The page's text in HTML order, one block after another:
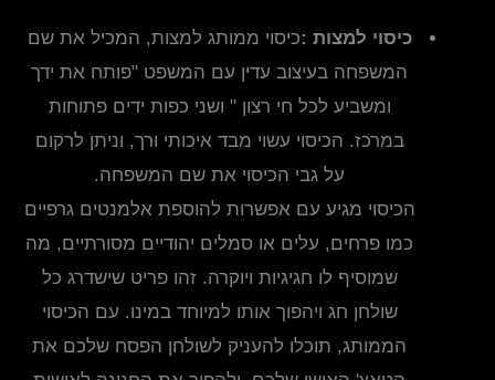
כיסוי למצות :כיסוי ממותג למצות, המכיל את שם
המשפחה בעיצוב עדין עם המשפט "פותח את ידך
ומשביע לכל חי רצון " ושני כפות ידים פתוחות
במרכז. הכיסוי עשוי מבד איכותי ורך, וניתן לרקום
על גבי הכיסוי את שם המשפחה.
הכיסוי מגיע עם אפשרות להוספת אלמנטים גרפיים
כמו פרחים, עלים או סמלים יהודיים מסורתיים, מה
שמוסיף לו חגיגיות ויוקרה. זהו פריט שישדרג כל
שולחן חג ויהפוך אותו למיוחד במינו. עם הכיסוי
הממותג, תוכלו להעניק לשולחן הפסח שלכם את